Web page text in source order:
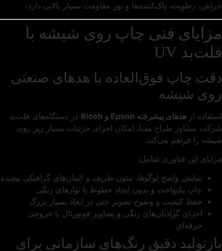
خراش، رطوبت، پاک‌کننده‌ها و نور مقاومت بسیار بالایی دارد.
مزایای فنی چاپ روی شیشه با
فلت‌بد UV
دقت چاپ فوق‌العاده با هدهای صنعتی
روی شیشه
استفاده از هدهای پیشرفته Epson و Ricoh
در دستگاه‌های فلت‌بد
شرکت مشاور طراح مدیا، امکان اجرای جزئیات بسیار ریز روی
شیشه را فراهم می‌کند.
مزایای این فناوری شامل:
نمایش واضح لوگوها، متون ظریف و المان‌های گرافیکی پیچیده
چاپ یکنواخت و بدون ایجاد خطوط یا نوارهای رنگی
حفظ کیفیت و وضوح تصویر حتی در ابعاد بسیار بزرگ
اجرای گرادیان‌های رنگی و تصاویر فوتورئال با خروجی
حرفه‌ای
بازتولید دقیق رنگ‌های سازمانی برای